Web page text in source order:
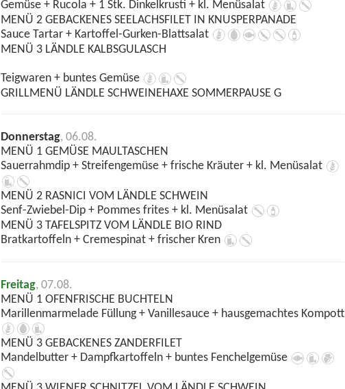
Gemüse + Rucola + 1 Stk. Dinkelkrusti + kl. Menüsalat
MENÜ 2 GEBACKENES SEELACHSFILET IN KNUSPERPANADE
Sauce Tartar + Kartoffel-Gurken-Blattsalat
MENÜ 3 LÄNDLE KALBSGULASCH
Teigwaren + buntes Gemüse
GRILLMENÜ LÄNDLE SCHWEINEHAXE SOMMERPAUSE G
Donnerstag, 06.08.
MENÜ 1 GEMÜSE MAULTASCHEN
Sauerrahmdip + Streifengemüse + frische Kräuter + kl. Menüsalat
MENÜ 2 RASNICI VOM LÄNDLE SCHWEIN
Senf-Zwiebel-Dip + Pommes frites + kl. Menüsalat
MENÜ 3 TAFELSPITZ VOM LÄNDLE BIO RIND
Bratkartoffeln + Cremespinat + frischer Kren
Freitag, 07.08.
MENÜ 1 OFENFRISCHE BUCHTELN
Marillenmarmelade Füllung + Vanillesauce + hausgemachtes Kompott
MENÜ 3 GEBACKENES ZANDERFILET
Mandelbutter + Dampfkartoffeln + buntes Fenchelgemüse